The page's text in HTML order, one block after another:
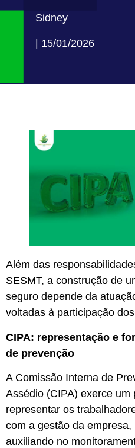
Sidney
| 15/01/2026
Além das
SESMT, a construção de
seguro depende da
voltadas à participação
CIPA: representação e
de prevenção
A Comissão Interna de
Assédio (CIPA) exerce um
representar os
com a gestão da
auxiliando no